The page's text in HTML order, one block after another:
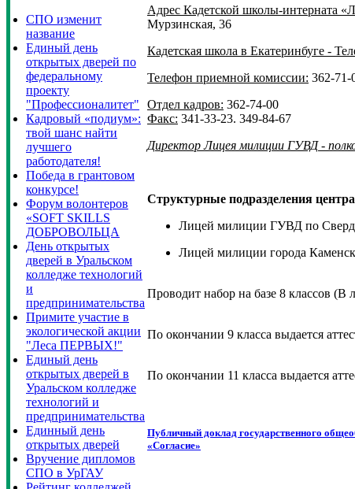
СПО изменит
название
Единый день
открытых дверей по
федеральному
проекту
"Профессионалитет"
Кадровый «подиум»:
твой шанс найти
лучшего
работодателя!
Победа в грантовом
конкурсе!
Форум волонтеров
«SOFT SKILLS
ДОБРОВОЛЬЦА
День открытых
дверей в Уральском
колледже технологий
и
предпринимательства
Примите участие в
экологической акции
"Леса ПЕРВЫХ!"
Единый день
открытых дверей в
Уральском колледже
технологий и
предпринимательства
Единный день
открытых дверей
Вручение дипломов
СПО в УрГАУ
Адрес Кадетской школы-интерната
Мурзинская, 36
Кадетская школа в Екатеринбуге -
Телефон приемной комиссии: 362-71-
Отдел кадров: 362-74-00
Факс: 341-33-23. 349-84-67
Директор Лицея милиции ГУВД -
Структурные подразделения
Лицей милиции ГУВД по
Лицей милиции города
Проводит набор на базе 8 классов (В
По окончании 9 класса выдается
По окончании 11 класса выдается
Публичный доклад государственного
«Согласие»